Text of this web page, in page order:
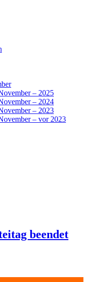
– 2025
– 2024
– 2023
– vor 2023
beendet